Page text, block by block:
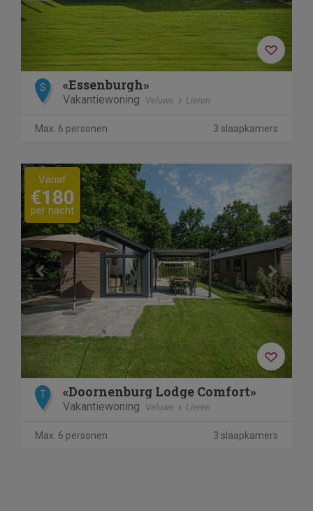
S «Essenburgh»
Vakantiewoning Veluwe Lieren
Max. 6 personen 3 slaapkamers
Previous
Vanaf
€180
per nacht
T «Doornenburg Lodge Comfort»
Vakantiewoning Veluwe Lieren
Max. 6 personen 3 slaapkamers